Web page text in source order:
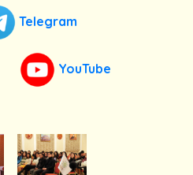
Telegram
YouTube